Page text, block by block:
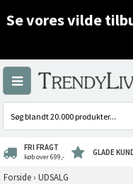
Se vores vilde
FRI FRAGT
køb over 699,- GLADE
Forside › UDSALG